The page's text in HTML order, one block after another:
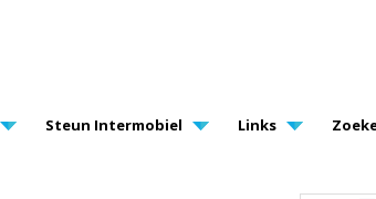
Steun Intermobiel Links